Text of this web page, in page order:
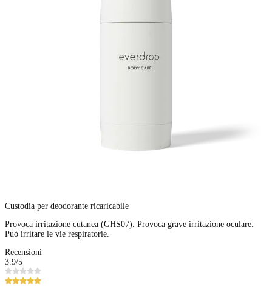
Custodia per deodorante ricaricabile
Provoca irritazione cutanea (GHS07). Provoca grave irritazione oculare.
Può irritare le vie respiratorie.
Recensioni
3.9/5